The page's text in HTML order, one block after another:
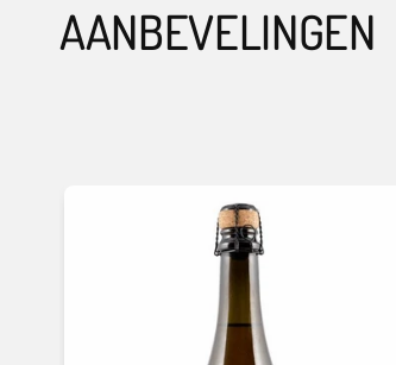
AANBEVELINGEN